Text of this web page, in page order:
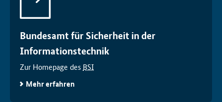
Bundesamt für Sicherheit in der
Informationstechnik
Zur Homepage des BSI
Mehr erfahren